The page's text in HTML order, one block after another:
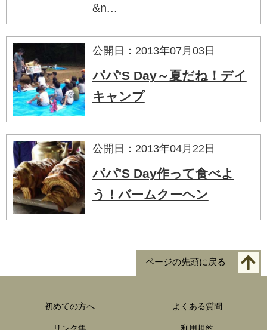
&n...
公開日：2013年07月03日
パパ'S Day～夏だね！デイ
キャンプ
公開日：2013年04月22日
パパ'S Day作って食べよ
う！バームクーヘン
ページの先頭に戻る
初めての方へ よくある質問